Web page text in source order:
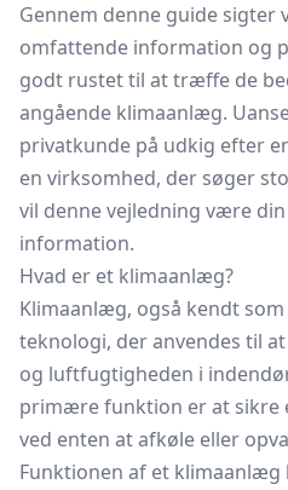
Gennem denne guide sigter
omfattende information og
godt rustet til at træffe de
angående klimaanlæg.
privatkunde på udkig efter
en virksomhed, der søger
vil denne vejledning være
information.
Hvad er et klimaanlæg?
Klimaanlæg, også kendt
teknologi, der anvendes til
og luftfugtigheden i
primære funktion er at sikre
ved enten at afkøle eller
Funktionen af et klimaanlæg